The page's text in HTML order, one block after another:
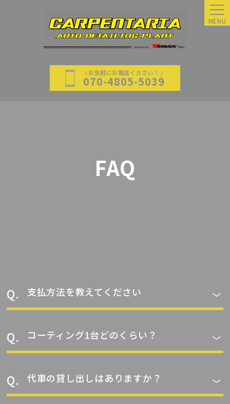
\ お気軽にお電話ください！ /
070-4805-5039
MENU
FAQ
支払方法を教えてください
コーティング1台どのくらい？
代車の貸し出しはありますか？